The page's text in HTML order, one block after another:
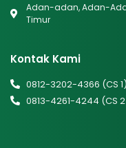
Adan-adan, Adan-
Timur
Kontak Kami
0812-3202-4366 (CS 1)
0813-4261-4244 (CS